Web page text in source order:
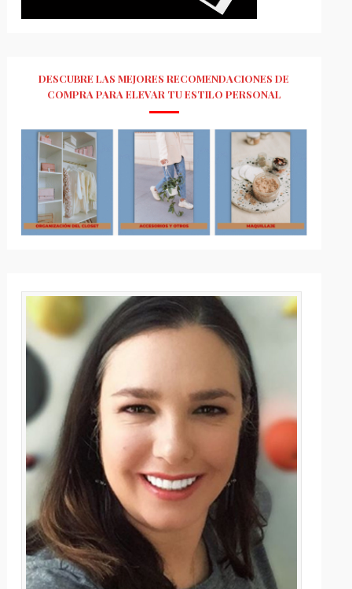
DESCUBRE LAS MEJORES RECOMENDACIONES DE
COMPRA PARA ELEVAR TU ESTILO PERSONAL